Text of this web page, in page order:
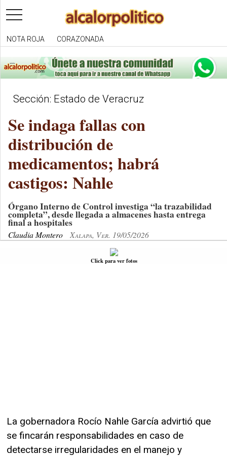
toggle
navigation
NOTA ROJA CORAZONADA
Sección: Estado de Veracruz
Se indaga fallas con
distribución de
medicamentos; habrá
castigos: Nahle
Órgano Interno de Control investiga “la trazabilidad
completa”, desde llegada a almacenes hasta entrega
final a hospitales
Claudia Montero Xalapa, Ver. 19/05/2026
Click para ver fotos
La gobernadora Rocío Nahle García advirtió que
se fincarán responsabilidades en caso de
detectarse irregularidades en el manejo y